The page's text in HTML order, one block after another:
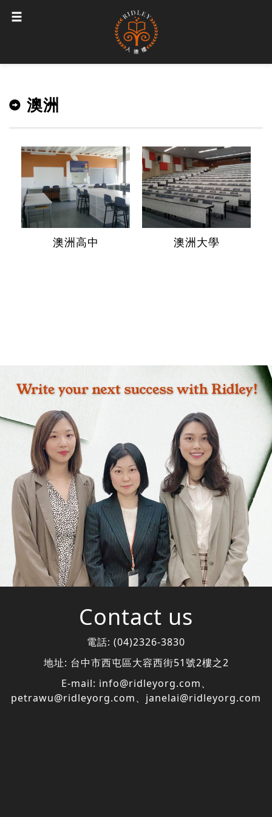
澳洲
澳洲高中 澳洲大學
Contact us
電話: (04)2326-3830
地址: 台中市西屯區大容西街51號2樓之2
E-mail: info@ridleyorg.com、
petrawu@ridleyorg.com、 janelai@ridleyorg.com